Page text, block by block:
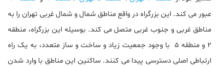
عبور می کند. این بزرگراه در واقع مناطق شمال و شمال غربی تهران را به
مناطق غربی و جنوب غربی متصل می کند. بوسیله این بزرگراه، منطقه
2 و منطقه 5 با وجود جمعیت زیاد و ساخت و ساز متعدد، به یک راه
ارتباطی اصلی دسترسی پیدا می کنند. ساکنین این مناطق با وارد شدن